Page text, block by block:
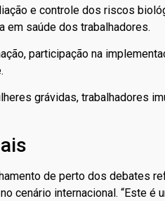
e controle dos riscos
em saúde dos trabalhadores.
participação na
grávidas, trabalhadores
de perto dos debates
cenário internacional. “Este é